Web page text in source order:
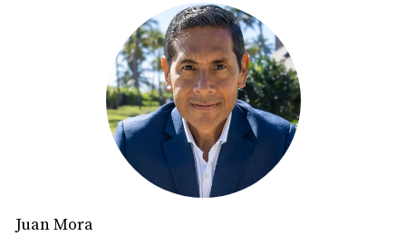
Subsidios para gastos de cierre.
Programas Estatales y Locales
El estado de Florida tiene programas específicos, como
el Florida First Program. Este ofrece préstamos a bajo
interés y ayuda con el pago inicial. Además, algunas
ciudades en el área metropolitana tienen sus propias
iniciativas, adaptadas a las necesidades locales.
Requisitos Comunes
Juan Mora